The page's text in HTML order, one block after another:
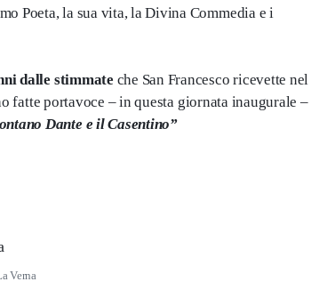
Poeta, la sua vita, la Divina Commedia e i
dalle stimmate che San Francesco ricevette nel
fatte portavoce – in questa giornata inaugurale –
Dante e il Casentino”
Verna